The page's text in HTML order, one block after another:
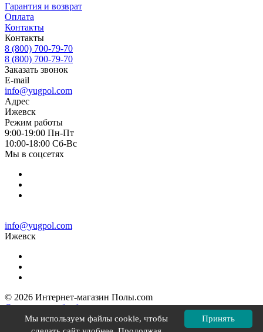
Гарантия и возврат
Оплата
Контакты
Контакты
8 (800) 700-79-70
8 (800) 700-79-70
Заказать звонок
E-mail
info@yugpol.com
Адрес
Ижевск
Режим работы
9:00-19:00 Пн-Пт
10:00-18:00 Cб-Вс
Мы в соцсетях
info@yugpol.com
Ижевск
© 2026 Интернет-магазин Полы.com
Согласие на обработку персональных данных
Политика конфиденциальности
Политика в отношении файлов cookie
Принять
Мы используем файлы cookie, чтобы